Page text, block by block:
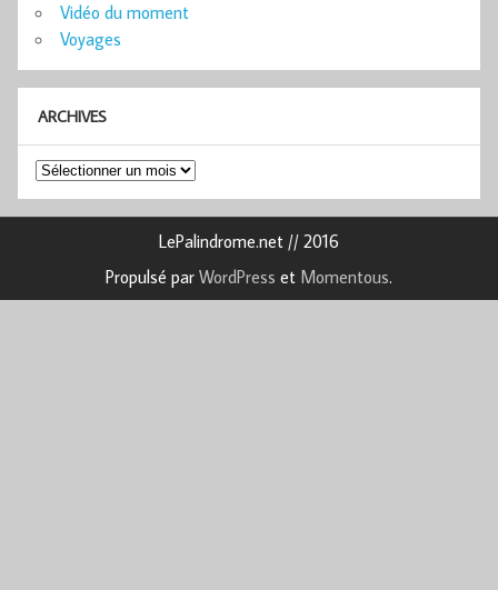
Vidéo du moment
Voyages
ARCHIVES
Archives
LePalindrome.net // 2016
Propulsé par WordPress et Momentous.